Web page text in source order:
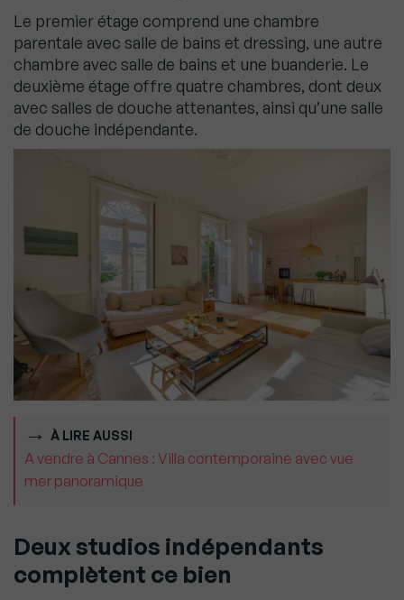
Le premier étage comprend une chambre
parentale avec salle de bains et dressing, une autre
chambre avec salle de bains et une buanderie. Le
deuxième étage offre quatre chambres, dont deux
avec salles de douche attenantes, ainsi qu’une salle
de douche indépendante.
À LIRE AUSSI
A vendre à Cannes : Villa contemporaine avec vue
mer panoramique
Deux studios indépendants
complètent ce bien